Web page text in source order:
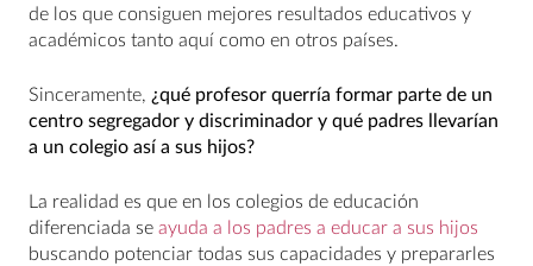
de los que consiguen mejores resultados educativos y
académicos tanto aquí como en otros países.
Sinceramente, ¿qué profesor querría formar parte de un
centro segregador y discriminador y qué padres llevarían
a un colegio así a sus hijos?
La realidad es que en los colegios de educación
diferenciada se ayuda a los padres a educar a sus hijos
buscando potenciar todas sus capacidades y prepararles